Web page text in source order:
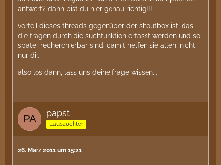
antwort? dann bist du hier genau richtig!!!
vorteil dieses threads gegenüber der shoutbox ist, das
die fragen durch die suchfunktion erfasst werden und so
später recherchierbar sind. damit helfen sie allen, nicht
nur dir.
also los dann, lass uns deine frage wissen...
papst
Lauszüchter
26. März 2011 um 15:21